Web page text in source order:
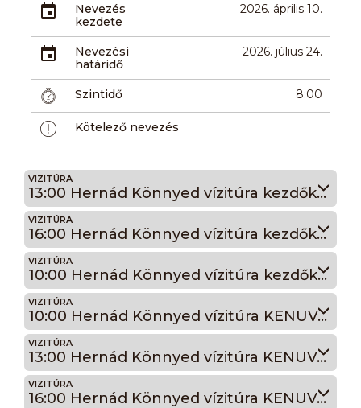
Nevezés
kezdete
2026. április 10.
Nevezési
határidő
2026. július 24.
Szintidő 8:00
Kötelező nevezés
VIZITÚRA
13:00 Hernád Könnyed vízitúra kezdőknek és családosoknak Raft hajóval
VIZITÚRA
16:00 Hernád Könnyed vízitúra kezdőknek és családosoknak Raft hajóval
VIZITÚRA
10:00 Hernád Könnyed vízitúra kezdőknek és családosoknak Raft hajóval
VIZITÚRA
10:00 Hernád Könnyed vízitúra KENUVAL (haladóknak)
VIZITÚRA
13:00 Hernád Könnyed vízitúra KENUVAL (haladóknak)
VIZITÚRA
16:00 Hernád Könnyed vízitúra KENUVAL (haladóknak)